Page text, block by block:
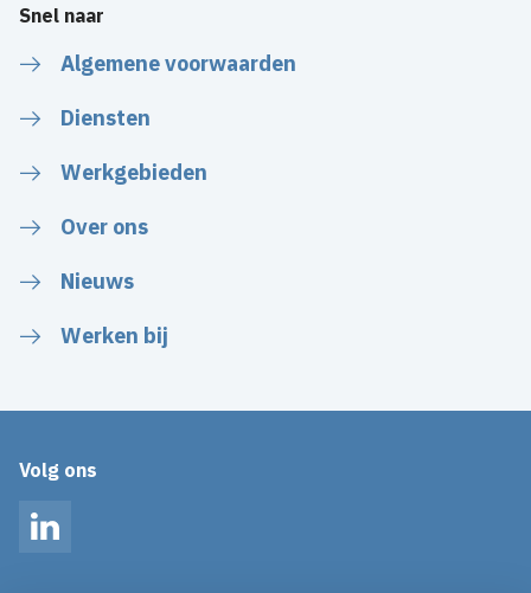
Snel naar
Algemene voorwaarden
Diensten
Werkgebieden
Over ons
Nieuws
Werken bij
Volg ons
LinkedIn